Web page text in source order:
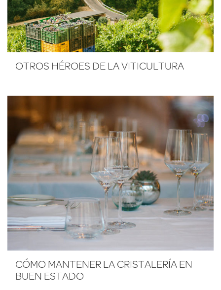
OTROS HÉROES DE LA VITICULTURA
CÓMO MANTENER LA CRISTALERÍA EN
BUEN ESTADO